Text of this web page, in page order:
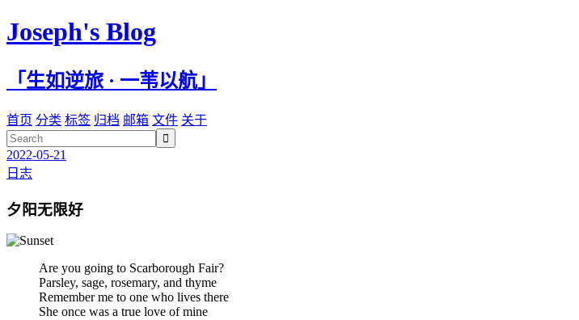
Joseph's Blog
「生如逆旅 · 一苇以航」
首页 分类 标签 归档 邮箱 文件 关于

2022-05-21
日志
夕阳无限好
Are you going to Scarborough Fair?
Parsley, sage, rosemary, and thyme
Remember me to one who lives there
She once was a true love of mine